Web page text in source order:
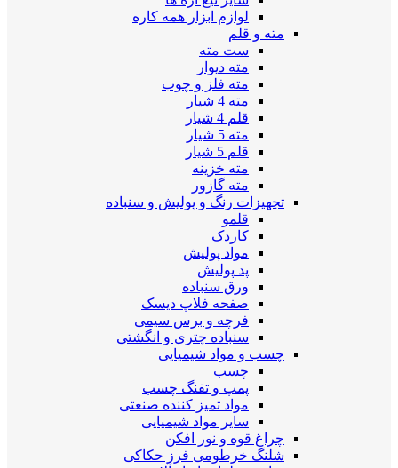
لوازم ابزار همه کاره
مته و قلم
ست مته
مته دیوار
مته فلز و چوب
مته 4 شیار
قلم 4 شیار
مته 5 شیار
قلم 5 شیار
مته خزینه
مته گازور
تجهیزات رنگ و پولیش و سنباده
قلمو
کاردک
مواد پولیش
پد پولیش
ورق سنباده
صفحه فلاپ دیسک
فرچه و برس سیمی
سنباده چتری و انگشتی
چسب و مواد شیمیایی
چسب
پمپ و تفنگ چسب
مواد تمیز کننده صنعتی
سایر مواد شیمیایی
چراغ قوه و نور افکن
شلنگ خرطومی فرز حکاکی